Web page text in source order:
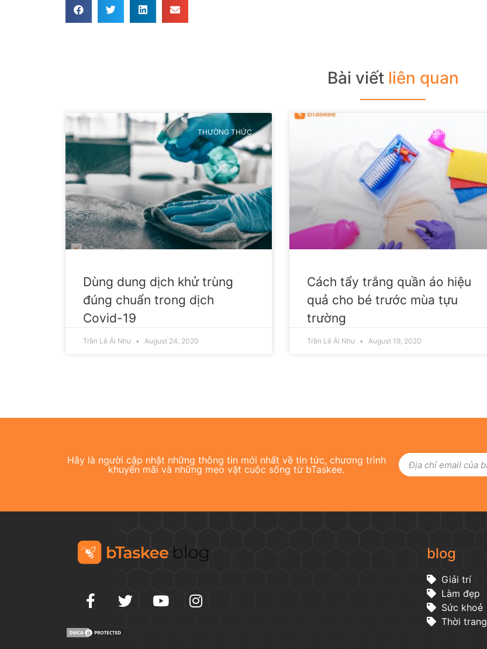
Bài viết liên quan
THƯỜNG THỨC
Dùng dung dịch khử trùng
đúng chuẩn trong dịch
Covid-19
Trần Lê Ái Như August 24, 2020
THƯỜNG THỨC
Cách tẩy trắng quần áo hiệu
quả cho bé trước mùa tựu
trường
Trần Lê Ái Như August 19, 2020
Hãy là người cập nhật những thông tin mới nhất về tin tức, chương trình
khuyến mãi và những mẹo vặt cuộc sống từ bTaskee.
blog
Giải trí
Làm đẹp
Sức khoẻ
Thời trang